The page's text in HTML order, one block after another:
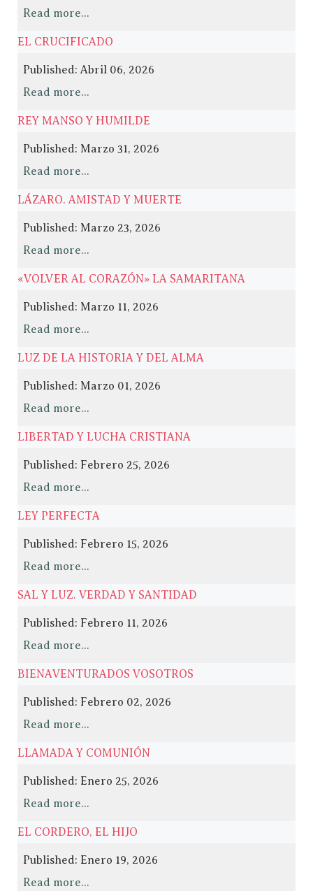
Read more...
EL CRUCIFICADO
Published: Abril 06, 2026
Read more...
REY MANSO Y HUMILDE
Published: Marzo 31, 2026
Read more...
LÁZARO. AMISTAD Y MUERTE
Published: Marzo 23, 2026
Read more...
«VOLVER AL CORAZÓN» LA SAMARITANA
Published: Marzo 11, 2026
Read more...
LUZ DE LA HISTORIA Y DEL ALMA
Published: Marzo 01, 2026
Read more...
LIBERTAD Y LUCHA CRISTIANA
Published: Febrero 25, 2026
Read more...
LEY PERFECTA
Published: Febrero 15, 2026
Read more...
SAL Y LUZ. VERDAD Y SANTIDAD
Published: Febrero 11, 2026
Read more...
BIENAVENTURADOS VOSOTROS
Published: Febrero 02, 2026
Read more...
LLAMADA Y COMUNIÓN
Published: Enero 25, 2026
Read more...
EL CORDERO, EL HIJO
Published: Enero 19, 2026
Read more...